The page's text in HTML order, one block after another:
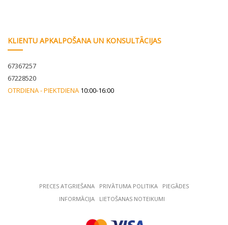
PRECES ATGRIEŠANA РRIVĀTUMA POLITIKA
PIEGĀDES
INFORMĀCIJA
LIETOŠANAS NOTEIKUMI
KLIENTU APKALPOŠANA UN KONSULTĀCIJAS
67367257
67228520
OTRDIENA - PIEKTDIENA 10:00-16:00